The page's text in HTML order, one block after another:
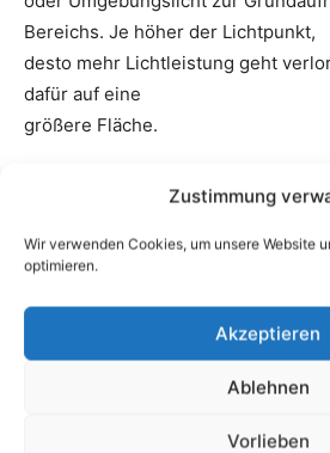
Zustimmung
Wir verwenden Cookies, um unsere Website
optimieren.
Akzeptieren
Ablehnen
Vorlieben